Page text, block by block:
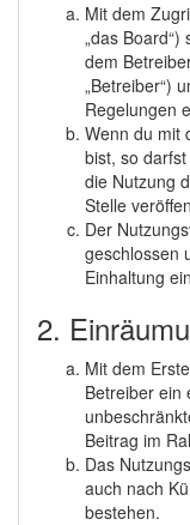
Mit dem
„das
dem
„Betreiber“)
Regelungen
Wenn du mit
bist, so
die Nutzung
Stelle
Der
geschlossen
Einhaltung
2.
Mit dem
Betreiber ein
Beitrag im
Das
auch nach
bestehen.